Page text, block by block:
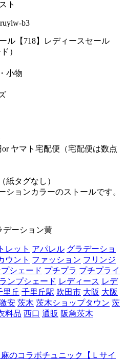
ル【718】レディースセール
）
小物
ヤマト宅配便（宅配便は数点
紙タグなし）
ションカラーのストールです。
レット アパレル グラデーショ
ウント ファッション フリンジ
シェード プチプラ プチプライ
ランプシェード レディース レデ
里丘 千里丘駅 吹田市 大阪 大阪
安 茨木 茨木ショップタウン 茨
料品 西口 通販 阪急茨木
のコラボチュニック【Ｌサイ